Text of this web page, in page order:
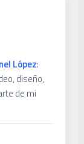
López:
diseño,
de mi